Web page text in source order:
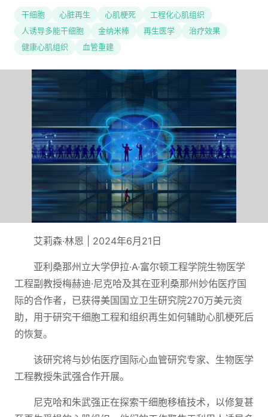
干细胞 心脏再生 心肌梗死
工程化心肌组织
人诱导多能干细胞
金纳米棒 再生医学
治疗效果
健康心肌组织
血管重建
艾莉森·林恩 | 2024年6月21日
亚利桑那州立大学伊拉·A·富尔顿工程学院生物医学
工程副教授梅赫迪·尼克哈及其在亚利桑那州妙佑医疗国
际的合作者，已获得美国国立卫生研究院270万美元资
助，用于研究干细胞工程和组织再生如何辅助心肌梗死后
的恢复。
该研究将与妙佑医疗国际心血管研究专家、生物医学
工程教授朱武强合作开展。
尼克哈和朱武强正在探索干细胞移植技术，以修复甚